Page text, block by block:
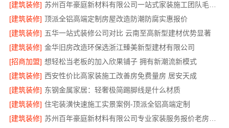
[建筑装修]
[建筑装修] 顶派全铝高端定制房屋改造防潮防腐实惠报价
[建筑装修] 五华一站式装修公司对比 云南至高新型建材优势显著
[建筑装修] 金华旧房改造环保选浙江臻美新型建材有限公司
[招商加盟] 想轻松当老板的加入欣果铺子 拥有新潮流新模式
[建筑装修] 西安性价比高家装施工改善房免费量房 居安天成
[建筑装修] 东钢金属家居：轻奢极简踢脚线是什么材质
[建筑装修] 住宅装潢快速施工实景案例-顶派全铝高端定制
[建筑装修]